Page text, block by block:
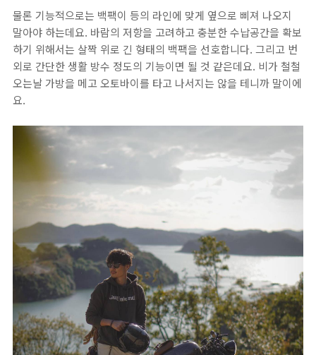
물론 기능적으로는 백팩이 등의 라인에 맞게 옆으로 삐져 나오지
말아야 하는데요. 바람의 저항을 고려하고 충분한 수납공간을 확보
하기 위해서는 살짝 위로 긴 형태의 백팩을 선호합니다. 그리고 번
외로 간단한 생활 방수 정도의 기능이면 될 것 같은데요. 비가 철철
오는날 가방을 메고 오토바이를 타고 나서지는 않을 테니까 말이에
요.